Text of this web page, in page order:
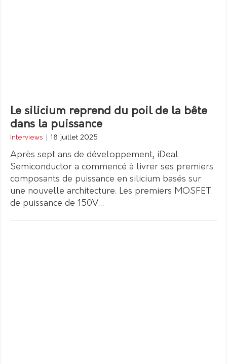
Le silicium reprend du poil de la bête
dans la puissance
Interviews 18 juillet 2025
Après sept ans de développement, iDeal
Semiconductor a commencé à livrer ses premiers
composants de puissance en silicium basés sur
une nouvelle architecture. Les premiers MOSFET
de puissance de 150V…